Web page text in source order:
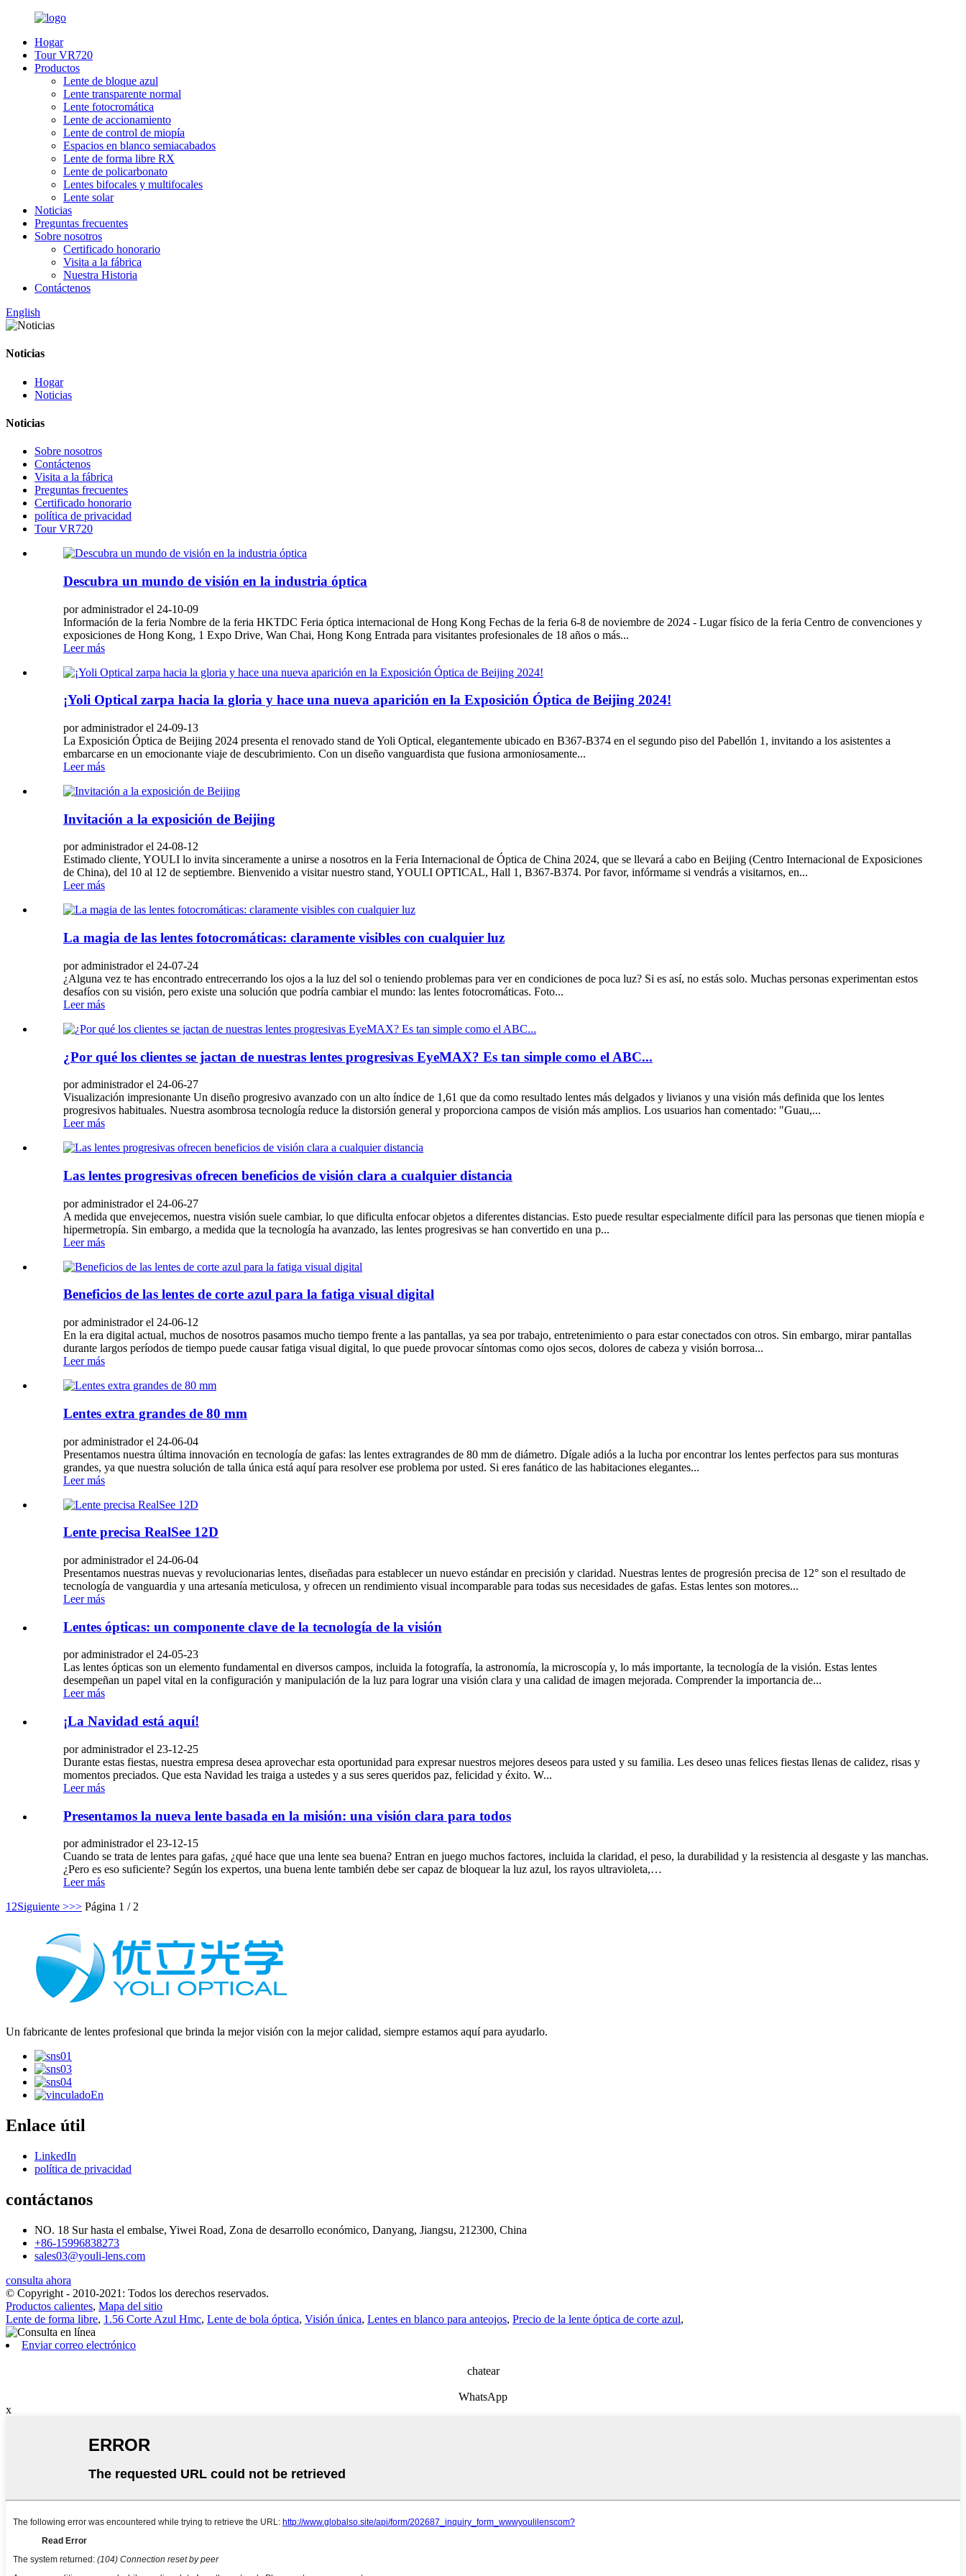
Hogar
Tour VR720
Productos
Lente de bloque azul
Lente transparente normal
Lente fotocromática
Lente de accionamiento
Lente de control de miopía
Espacios en blanco semiacabados
Lente de forma libre RX
Lente de policarbonato
Lentes bifocales y multifocales
Lente solar
Noticias
Preguntas frecuentes
Sobre nosotros
Certificado honorario
Visita a la fábrica
Nuestra Historia
Contáctenos
English
Noticias
Hogar
Noticias
Noticias
Sobre nosotros
Contáctenos
Visita a la fábrica
Preguntas frecuentes
Certificado honorario
política de privacidad
Tour VR720
Descubra un mundo de visión en la industria óptica
por administrador el 24-10-09
Información de la feria Nombre de la feria HKTDC Feria óptica internacional de Hong Kong Fechas de la feria 6-8 de noviembre de 2024 - Lugar físico de la feria Centro de convenciones y
exposiciones de Hong Kong, 1 Expo Drive, Wan Chai, Hong Kong Entrada para visitantes profesionales de 18 años o más...
Leer más
¡Yoli Optical zarpa hacia la gloria y hace una nueva aparición en la Exposición Óptica de Beijing 2024!
por administrador el 24-09-13
La Exposición Óptica de Beijing 2024 presenta el renovado stand de Yoli Optical, elegantemente ubicado en B367-B374 en el segundo piso del Pabellón 1, invitando a los asistentes a
embarcarse en un emocionante viaje de descubrimiento. Con un diseño vanguardista que fusiona armoniosamente...
Leer más
Invitación a la exposición de Beijing
por administrador el 24-08-12
Estimado cliente, YOULI lo invita sinceramente a unirse a nosotros en la Feria Internacional de Óptica de China 2024, que se llevará a cabo en Beijing (Centro Internacional de Exposiciones
de China), del 10 al 12 de septiembre. Bienvenido a visitar nuestro stand, YOULI OPTICAL, Hall 1, B367-B374. Por favor, infórmame si vendrás a visitarnos, en...
Leer más
La magia de las lentes fotocromáticas: claramente visibles con cualquier luz
por administrador el 24-07-24
¿Alguna vez te has encontrado entrecerrando los ojos a la luz del sol o teniendo problemas para ver en condiciones de poca luz? Si es así, no estás solo. Muchas personas experimentan estos
desafíos con su visión, pero existe una solución que podría cambiar el mundo: las lentes fotocromáticas. Foto...
Leer más
¿Por qué los clientes se jactan de nuestras lentes progresivas EyeMAX? Es tan simple como el ABC...
por administrador el 24-06-27
Visualización impresionante Un diseño progresivo avanzado con un alto índice de 1,61 que da como resultado lentes más delgados y livianos y una visión más definida que los lentes
progresivos habituales. Nuestra asombrosa tecnología reduce la distorsión general y proporciona campos de visión más amplios. Los usuarios han comentado: "Guau,...
Leer más
Las lentes progresivas ofrecen beneficios de visión clara a cualquier distancia
por administrador el 24-06-27
A medida que envejecemos, nuestra visión suele cambiar, lo que dificulta enfocar objetos a diferentes distancias. Esto puede resultar especialmente difícil para las personas que tienen miopía e
hipermetropía. Sin embargo, a medida que la tecnología ha avanzado, las lentes progresivas se han convertido en una p...
Leer más
Beneficios de las lentes de corte azul para la fatiga visual digital
por administrador el 24-06-12
En la era digital actual, muchos de nosotros pasamos mucho tiempo frente a las pantallas, ya sea por trabajo, entretenimiento o para estar conectados con otros. Sin embargo, mirar pantallas
durante largos períodos de tiempo puede causar fatiga visual digital, lo que puede provocar síntomas como ojos secos, dolores de cabeza y visión borrosa...
Leer más
Lentes extra grandes de 80 mm
por administrador el 24-06-04
Presentamos nuestra última innovación en tecnología de gafas: las lentes extragrandes de 80 mm de diámetro. Dígale adiós a la lucha por encontrar los lentes perfectos para sus monturas
grandes, ya que nuestra solución de talla única está aquí para resolver ese problema por usted. Si eres fanático de las habitaciones elegantes...
Leer más
Lente precisa RealSee 12D
por administrador el 24-06-04
Presentamos nuestras nuevas y revolucionarias lentes, diseñadas para establecer un nuevo estándar en precisión y claridad. Nuestras lentes de progresión precisa de 12° son el resultado de
tecnología de vanguardia y una artesanía meticulosa, y ofrecen un rendimiento visual incomparable para todas sus necesidades de gafas. Estas lentes son motores...
Leer más
Lentes ópticas: un componente clave de la tecnología de la visión
por administrador el 24-05-23
Las lentes ópticas son un elemento fundamental en diversos campos, incluida la fotografía, la astronomía, la microscopía y, lo más importante, la tecnología de la visión. Estas lentes
desempeñan un papel vital en la configuración y manipulación de la luz para lograr una visión clara y una calidad de imagen mejorada. Comprender la importancia de...
Leer más
¡La Navidad está aquí!
por administrador el 23-12-25
Durante estas fiestas, nuestra empresa desea aprovechar esta oportunidad para expresar nuestros mejores deseos para usted y su familia. Les deseo unas felices fiestas llenas de calidez, risas y
momentos preciados. Que esta Navidad les traiga a ustedes y a sus seres queridos paz, felicidad y éxito. W...
Leer más
Presentamos la nueva lente basada en la misión: una visión clara para todos
por administrador el 23-12-15
Cuando se trata de lentes para gafas, ¿qué hace que una lente sea buena? Entran en juego muchos factores, incluida la claridad, el peso, la durabilidad y la resistencia al desgaste y las manchas.
¿Pero es eso suficiente? Según los expertos, una buena lente también debe ser capaz de bloquear la luz azul, los rayos ultravioleta,…
Leer más
1 2Siguiente >>> Página 1 / 2
Un fabricante de lentes profesional que brinda la mejor visión con la mejor calidad, siempre estamos aquí para ayudarlo.
Enlace útil
LinkedIn
política de privacidad
contáctanos
NO. 18 Sur hasta el embalse, Yiwei Road, Zona de desarrollo económico, Danyang, Jiangsu, 212300, China
+86-15996838273
sales03@youli-lens.com
consulta ahora
© Copyright - 2010-2021: Todos los derechos reservados.
Productos calientes, Mapa del sitio
Lente de forma libre, 1.56 Corte Azul Hmc, Lente de bola óptica, Visión única, Lentes en blanco para anteojos, Precio de la lente óptica de corte azul,
Enviar correo electrónico
chatear
WhatsApp
x